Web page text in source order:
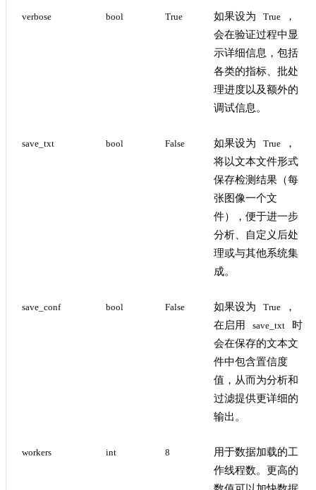
verbose bool True 如果设为 True
，
会在验证过程中显
示详细信息，包括
各类的指标、批处
理进度以及额外的
调试信息。
save_txt bool False 如果设为 True
，
将以文本文件形式
保存检测结果（每
张图像一个文
件），便于进一步
分析、自定义后处
理或与其他系统集
成。
save_conf bool False 如果设为 True
，
在启用
save_txt
时
会在保存的文本文
件中包含置信度
值，从而为分析和
过滤提供更详细的
输出。
workers int 8
用于数据加载的工
作线程数。更高的